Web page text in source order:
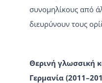
συνομηλίκους από
διευρύνουν τους
Θερινή γλωσσική
Γερμανία